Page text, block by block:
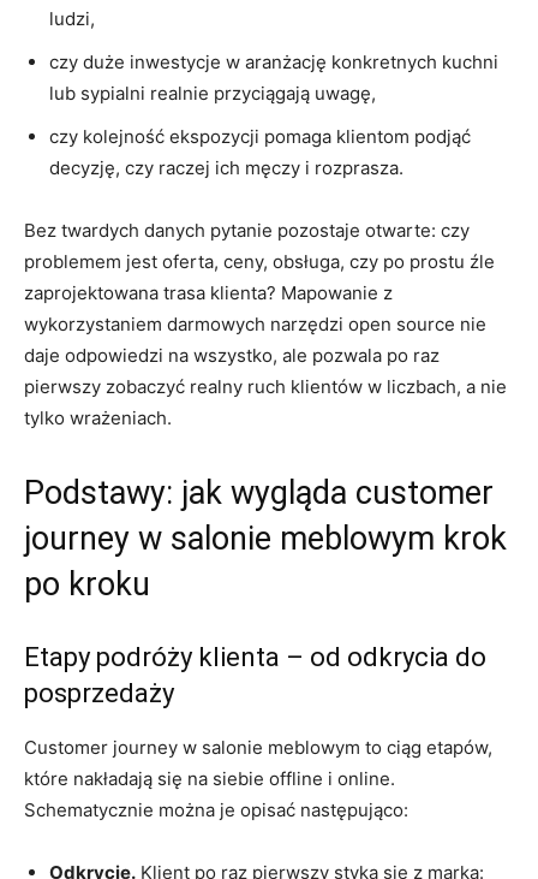
ludzi,
czy duże inwestycje w aranżację konkretnych kuchni
lub sypialni realnie przyciągają uwagę,
czy kolejność ekspozycji pomaga klientom podjąć
decyzję, czy raczej ich męczy i rozprasza.
Bez twardych danych pytanie pozostaje otwarte: czy
problemem jest oferta, ceny, obsługa, czy po prostu źle
zaprojektowana trasa klienta? Mapowanie z
wykorzystaniem darmowych narzędzi open source nie
daje odpowiedzi na wszystko, ale pozwala po raz
pierwszy zobaczyć realny ruch klientów w liczbach, a nie
tylko wrażeniach.
Podstawy: jak wygląda customer
journey w salonie meblowym krok
po kroku
Etapy podróży klienta – od odkrycia do
posprzedaży
Customer journey w salonie meblowym to ciąg etapów,
które nakładają się na siebie offline i online.
Schematycznie można je opisać następująco:
Odkrycie. Klient po raz pierwszy styka się z marką: